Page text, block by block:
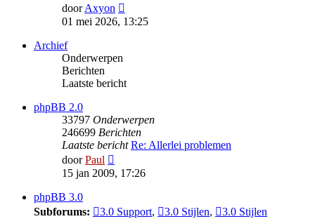
doorAxyon
laatste
01 mei 2026, 13:25
Archief
Onderwerpen
Berichten
Laatste bericht
phpBB 2.0
33797 Onderwerpen
246699 Berichten
Laatste bericht Re: Allerlei problemen
doorPaul
laatste
bericht
15 jan 2009, 17:26
phpBB 3.0
Subforums:
3.0 Support, 3.0 Stijlen,
3.0 Stijlen